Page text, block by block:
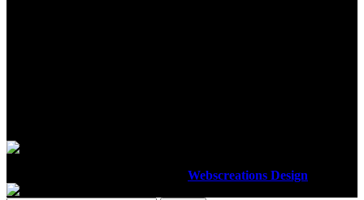
Webscreations Design